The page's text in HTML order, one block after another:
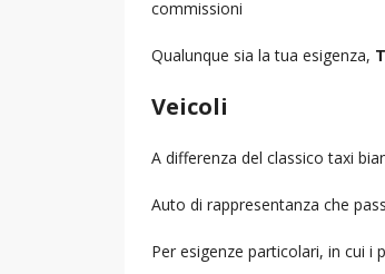
commissioni
Qualunque sia la tua esigenza,
Veicoli
A differenza del classico taxi
Auto di rappresentanza che
Per esigenze particolari, in cui i